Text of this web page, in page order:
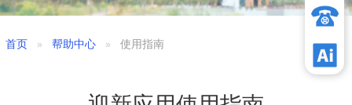
首页 帮助中心 使用指南